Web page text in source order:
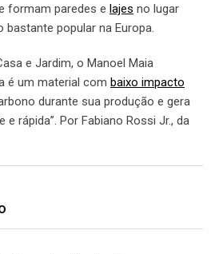
formam paredes e lajes no lugar
bastante popular na Europa.
e Jardim, o Manoel Maia
é um material com baixo impacto
durante sua produção e gera
e rápida”. Por Fabiano Rossi Jr., da